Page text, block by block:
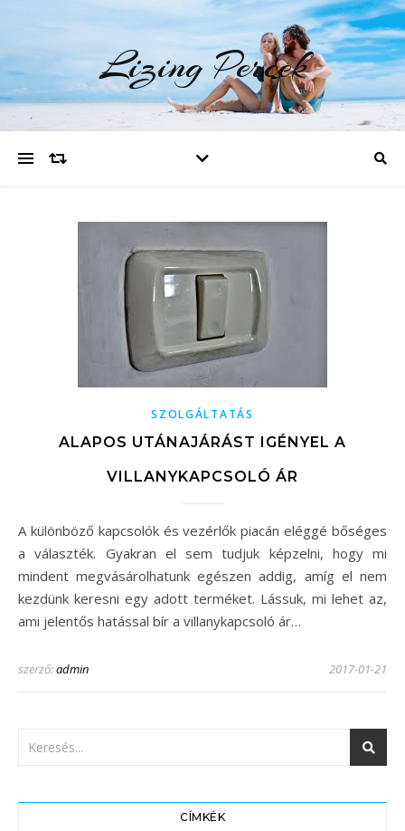
Lizing Percek
SZOLGÁLTATÁS
ALAPOS UTÁNAJÁRÁST IGÉNYEL A
VILLANYKAPCSOLÓ ÁR
A különböző kapcsolók és vezérlők piacán eléggé bőséges
a választék. Gyakran el sem tudjuk képzelni, hogy mi
mindent megvásárolhatunk egészen addig, amíg el nem
kezdünk keresni egy adott terméket. Lássuk, mi lehet az,
ami jelentős hatással bír a villanykapcsoló ár…
szerző:admin 2017-01-21
CÍMKÉK